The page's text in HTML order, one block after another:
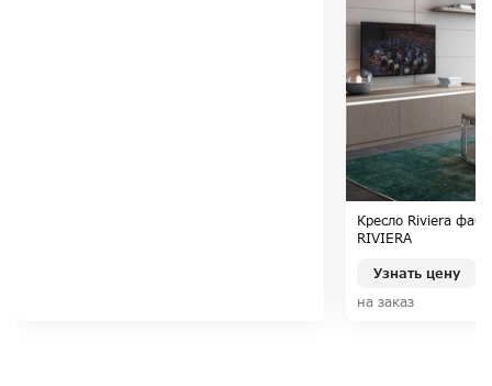
Кресло Riviera
RIVIERA
Узнать цену
на заказ